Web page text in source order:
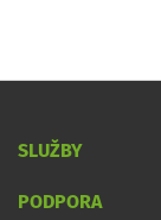
SLUŽBY
PODPORA